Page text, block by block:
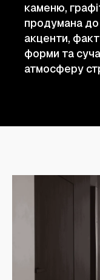
каменю,
продумана до
акценти,
форми та
атмосферу